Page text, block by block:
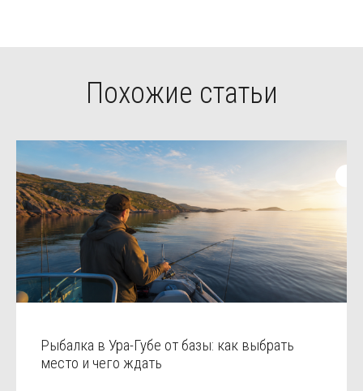
Похожие статьи
Рыбалка в Ура-Губе от базы: как выбрать
место и чего ждать